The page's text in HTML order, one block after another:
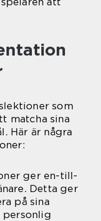
som
matcha sina
Här är några
ger en-till-
Detta ger
på sina
personlig